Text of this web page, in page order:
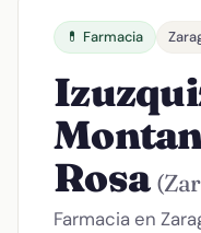
💊 Farmacia
Rosa
Farmacia en